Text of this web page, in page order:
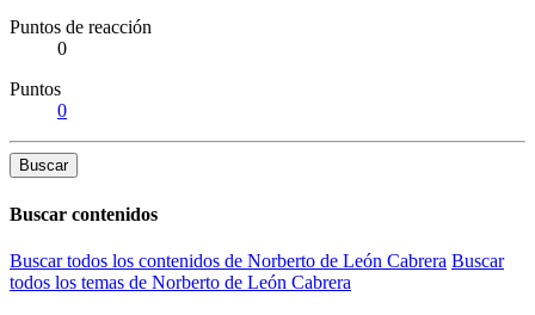
Puntos de reacción
0
Puntos
0
Buscar
Buscar contenidos
Buscar todos los contenidos de Norberto de León Cabrera Buscar
todos los temas de Norberto de León Cabrera